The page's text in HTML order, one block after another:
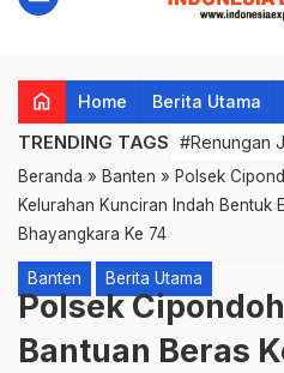
home Home Berita Utama
TRENDING TAGS #Renungan
Beranda » Banten » Polsek
Kelurahan Kunciran Indah Bentuk
Bhayangkara Ke 74
Banten Berita Utama
Polsek
Bantuan Beras